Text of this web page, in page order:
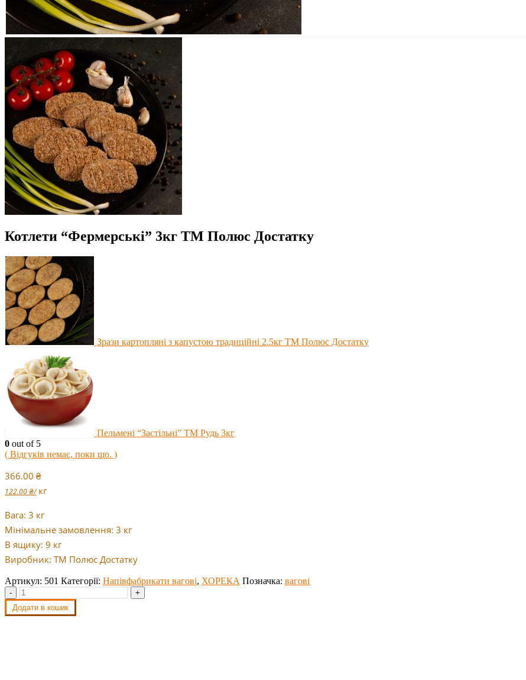
Котлети “Фермерські” 3кг ТМ Полюс Достатку
Зрази картопляні з капустою традиційні 2.5кг ТМ Полюс Достатку
Пельмені “Застільні” ТМ Рудь 3кг
0 out of 5
( Відгуків немає, поки що. )
366.00 ₴
122.00₴/ кг
Вага: 3 кг
Мінімальне замовлення: 3 кг
В ящику: 9 кг
Виробник: ТМ Полюс Достатку
Артикул: 501 Категорії: Напівфабрикати вагові, ХОРЕКА Позначка: вагові
-
+
Додати в кошик